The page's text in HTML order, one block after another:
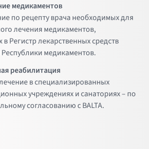
медикаментов
по рецепту врача необходимых для
лечения медикаментов,
Регистр лекарственных средств
медикаментов.
реабилитация
в специализированных
учреждениях и санаториях – по
согласованию с BALTA.